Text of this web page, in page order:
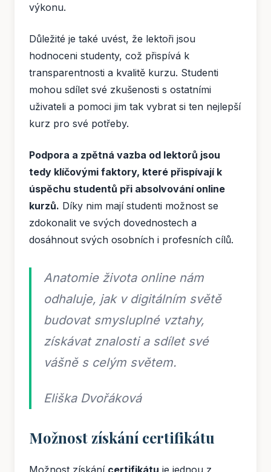
výkonu.
Důležité je také uvést, že lektoři jsou
hodnoceni studenty, což přispívá k
transparentnosti a kvalitě kurzu. Studenti
mohou sdílet své zkušenosti s ostatními
uživateli a pomoci jim tak vybrat si ten nejlepší
kurz pro své potřeby.
Podpora a zpětná vazba od lektorů jsou
tedy klíčovými faktory, které přispívají k
úspěchu studentů při absolvování online
kurzů. Díky nim mají studenti možnost se
zdokonalit ve svých dovednostech a
dosáhnout svých osobních i profesních cílů.
Anatomie života online nám
odhaluje, jak v digitálním světě
budovat smysluplné vztahy,
získávat znalosti a sdílet své
vášně s celým světem.
Eliška Dvořáková
Možnost získání certifikátu